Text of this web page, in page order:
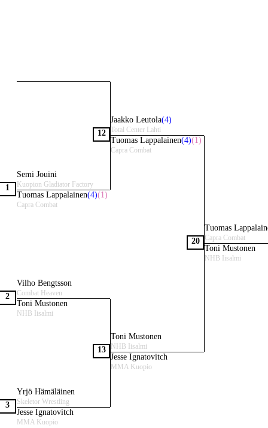
Semi Jouini
Kuopion Gladiator Factory
1
Tuomas Lappalainen(4)(1)
Capra Combat
Vilho Bengtsson
Combat Heaven
2
Toni Mustonen
NHB Iisalmi
Yrjö Hämäläinen
Skeletor Wrestling
3
Jesse Ignatovitch
MMA Kuopio
Jaakko Leutola(4)
Total Center Lahti
12
Tuomas Lappalainen(4)(1)
Capra Combat
Toni Mustonen
NHB Iisalmi
13
Jesse Ignatovitch
MMA Kuopio
Tuomas
Capra Combat
20
Toni Mustonen
NHB Iisalmi